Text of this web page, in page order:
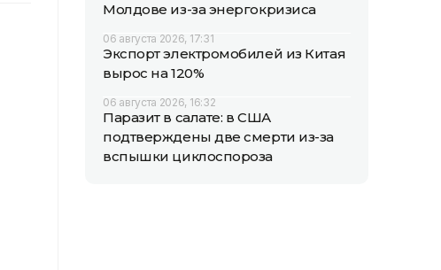
Молдове из-за энергокризиса
06 августа 2026, 17:31
Экспорт электромобилей из Китая
вырос на 120%
06 августа 2026, 16:32
Паразит в салате: в США
подтверждены две смерти из-за
вспышки циклоспороза